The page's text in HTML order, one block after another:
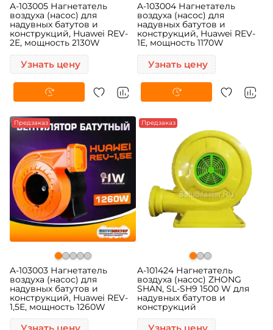
A-103005 Нагнетатель
воздуха (насос) для
надувных батутов и
конструкций, Huawei REV-
2E, мощность 2130W
Узнать цену
A-103004 Нагнетатель
воздуха (насос) для
надувных батутов и
конструкций, Huawei REV-
1E, мощность 1170W
Узнать цену
Предзаказ
A-103003 Нагнетатель
воздуха (насос) для
надувных батутов и
конструкций, Huawei REV-
1,5E, мощность 1260W
Предзаказ
A-101424 Нагнетатель
воздуха (насос) ZHONG
SHAN, SL-SH9 1500 W для
надувных батутов и
конструкций